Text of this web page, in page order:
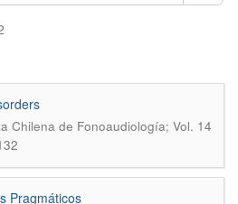
Chilena de Fonoaudiología; Vol. 14
Pragmáticos